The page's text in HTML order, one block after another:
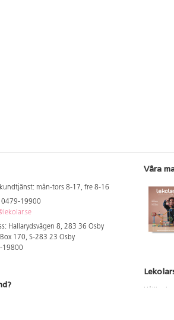
mån-tors 8-17, fre 8-16
0479-19900
Hallarydsvägen 8, 283 36 Osby
Box 170, S-283 23 Osby
19800
Våra